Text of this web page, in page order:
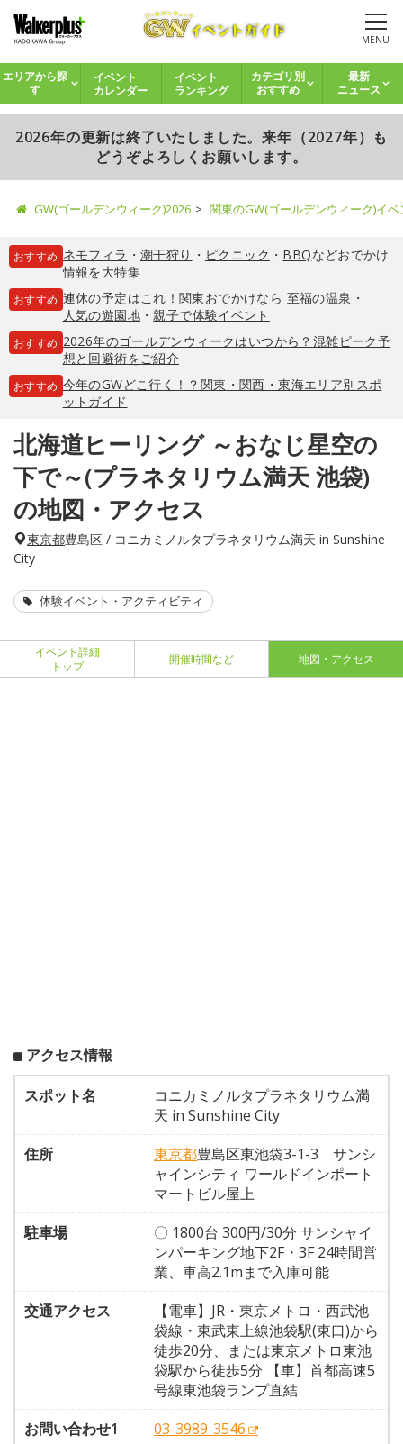
MENU
エリアから探
す
イベント
カレンダー
イベント
ランキング
カテゴリ別
おすすめ
最新
ニュース
2026年の更新は終了いたしました。来年（2027年）も
どうぞよろしくお願いします。
GW(ゴールデンウィーク)2026 関東のGW(ゴールデンウィーク)イ
おすすめ ネモフィラ ・ 潮干狩り ・ ピクニック ・ BBQなどおでかけ
情報を大特集
おすすめ 連休の予定はこれ！関東おでかけなら 至福の温泉 ・
人気の遊園地・親子で体験イベント
おすすめ 2026年のゴールデンウィークはいつから？混雑ピーク予
想と回避術をご紹介
おすすめ 今年のGWどこ行く！？関東・関西・東海エリア別スポ
ットガイド
北海道ヒーリング ～おなじ星空の
下で～(プラネタリウム満天 池袋)
の地図・アクセス
東京都豊島区 / コニカミノルタプラネタリウム満天 in Sunshine
City
体験イベント・アクティビティ
イベント詳細
トップ
開催時間など 地図・アクセス
アクセス情報
スポット名
コニカミノルタプラネタリウム満
天 in Sunshine City
住所
東京都豊島区東池袋3-1-3 サンシ
ャインシティ ワールドインポート
マートビル屋上
駐車場
〇 1800台 300円/30分 サンシャイ
ンパーキング地下2F・3F 24時間営
業、車高2.1mまで入庫可能
交通アクセス
【電車】JR・東京メトロ・西武池
袋線・東武東上線池袋駅(東口)から
徒歩20分、または東京メトロ東池
袋駅から徒歩5分 【車】首都高速5
号線東池袋ランプ直結
お問い合わせ1
03-3989-3546